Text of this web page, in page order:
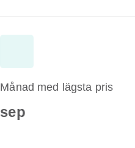
Månad med lägsta pris
sep